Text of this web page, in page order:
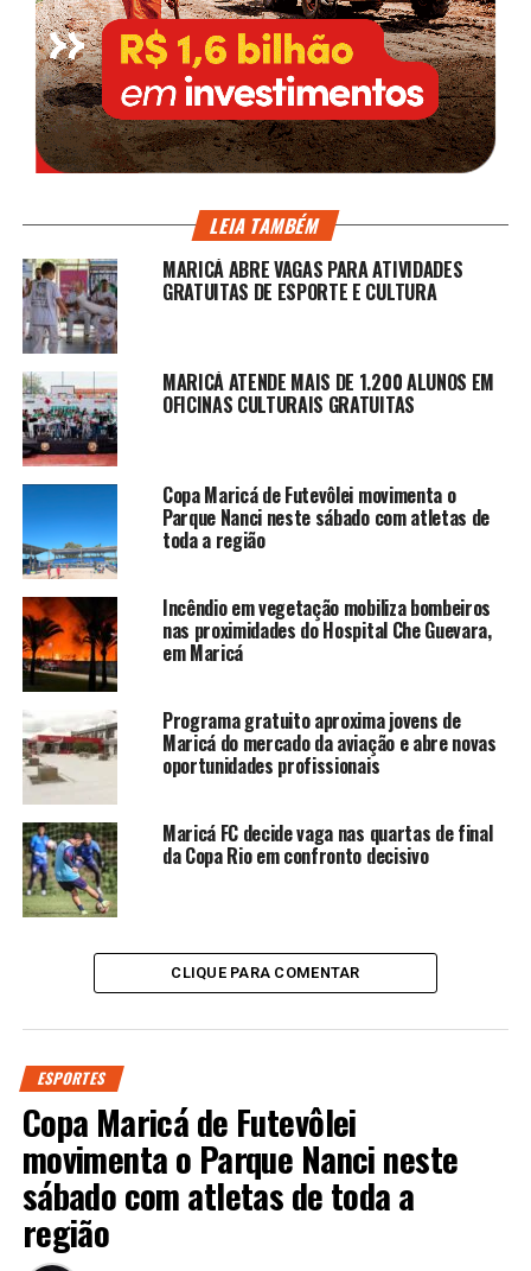
LEIA TAMBÉM
MARICÁ ABRE VAGAS PARA ATIVIDADES
GRATUITAS DE ESPORTE E CULTURA
MARICÁ ATENDE MAIS DE 1.200 ALUNOS EM
OFICINAS CULTURAIS GRATUITAS
Copa Maricá de Futevôlei movimenta o
Parque Nanci neste sábado com atletas de
toda a região
Incêndio em vegetação mobiliza bombeiros
nas proximidades do Hospital Che Guevara,
em Maricá
Programa gratuito aproxima jovens de
Maricá do mercado da aviação e abre novas
oportunidades profissionais
Maricá FC decide vaga nas quartas de final
da Copa Rio em confronto decisivo
CLIQUE PARA COMENTAR
ESPORTES
Copa Maricá de Futevôlei
movimenta o Parque Nanci neste
sábado com atletas de toda a
região